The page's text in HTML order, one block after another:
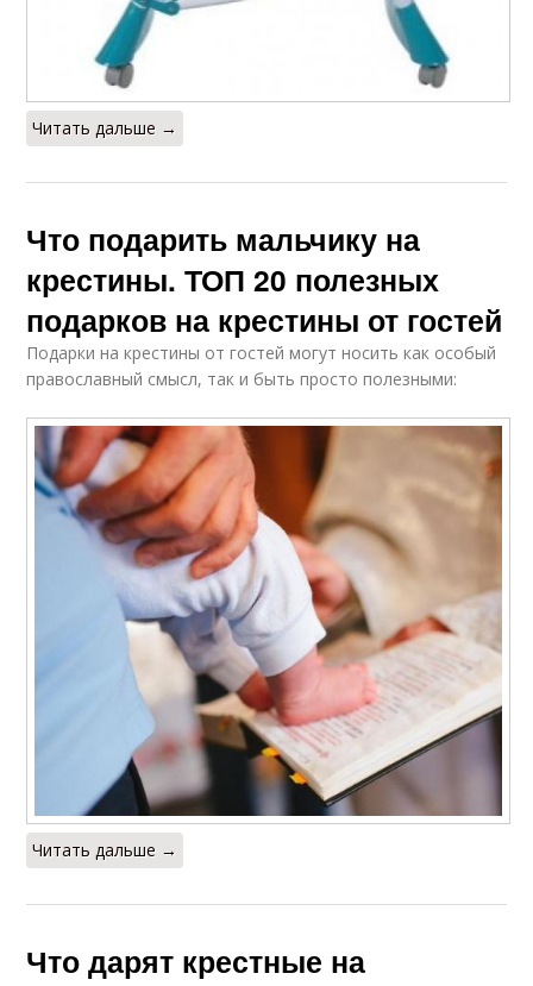
Читать дальше →
Что подарить мальчику на
крестины. ТОП 20 полезных
подарков на крестины от гостей
Подарки на крестины от гостей могут носить как особый
православный смысл, так и быть просто полезными:
Читать дальше →
Что дарят крестные на